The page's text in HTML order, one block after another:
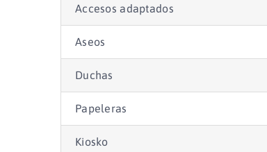
Accesos adaptados
Aseos
Duchas
Papeleras
Kiosko